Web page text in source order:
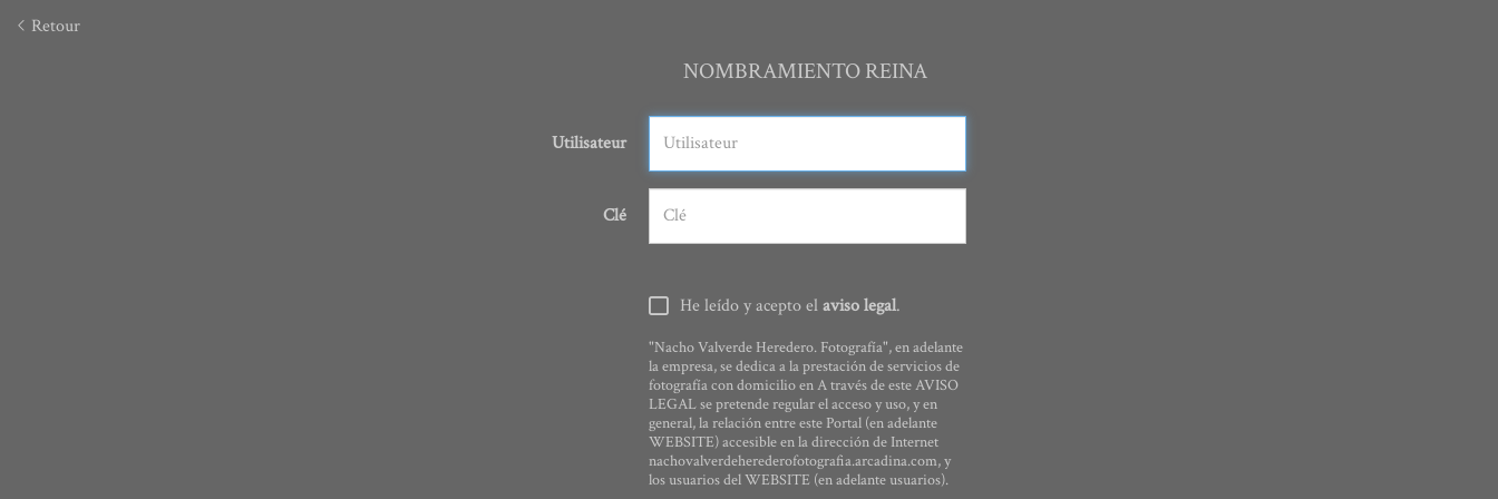
Retour
NOMBRAMIENTO REINA
Utilisateur
Clé
He leído y acepto elaviso legal.
"Nacho Valverde Heredero. Fotografía", en adelante
la empresa, se dedica a la prestación de servicios de
fotografía con domicilio en A través de este AVISO
LEGAL se pretende regular el acceso y uso, y en
general, la relación entre este Portal (en adelante
WEBSITE) accesible en la dirección de Internet
nachovalverdeherederofotografia.arcadina.com, y
los usuarios del WEBSITE (en adelante usuarios).